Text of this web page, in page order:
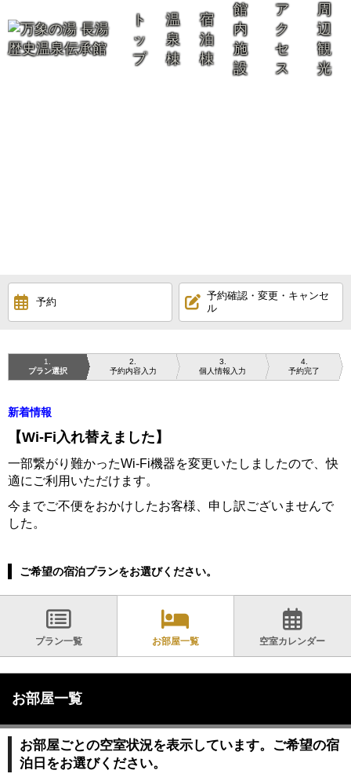
ト
ッ
プ
温
泉
棟
宿
泊
棟
館
内
施
設
ア
ク
セ
ス
周
辺
観
光
予約
予約確認・変更・キャンセ
ル
1
プラン選択
2
予約内容入力
3
個人情報入力
4
予約完了
新着情報
【Wi-Fi入れ替えました】
一部繋がり難かったWi-Fi機器を変更いたしましたので、快
適にご利用いただけます。
今までご不便をおかけしたお客様、申し訳ございませんで
した。
ご希望の宿泊プランをお選びください。
プラン一覧 お部屋一覧 空室カレンダー
お部屋一覧
お部屋ごとの空室状況を表示しています。ご希望の宿
泊日をお選びください。